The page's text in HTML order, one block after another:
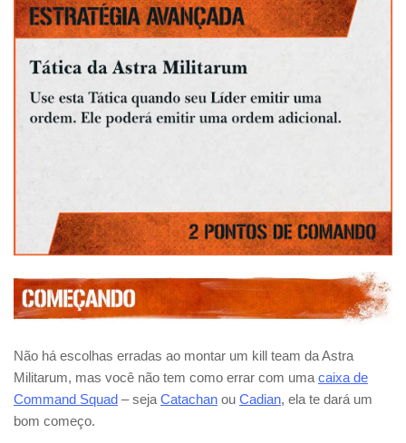
Não há escolhas erradas ao montar um kill team da Astra
Militarum, mas você não tem como errar com uma caixa de
Command Squad – seja Catachan ou Cadian, ela te dará um
bom começo.